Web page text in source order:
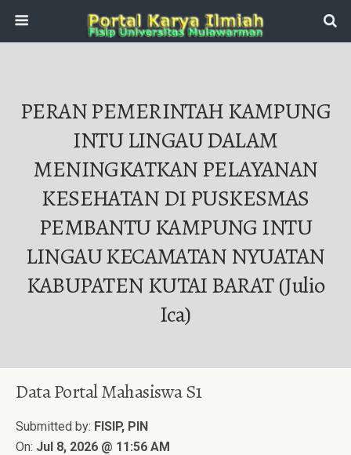
PERAN PEMERINTAH KAMPUNG
INTU LINGAU DALAM
MENINGKATKAN PELAYANAN
KESEHATAN DI PUSKESMAS
PEMBANTU KAMPUNG INTU
LINGAU KECAMATAN NYUATAN
KABUPATEN KUTAI BARAT (Julio
Ica)
Data Portal Mahasiswa S1
Submitted by: FISIP, PIN
On: Jul 8, 2026 @ 11:56 AM